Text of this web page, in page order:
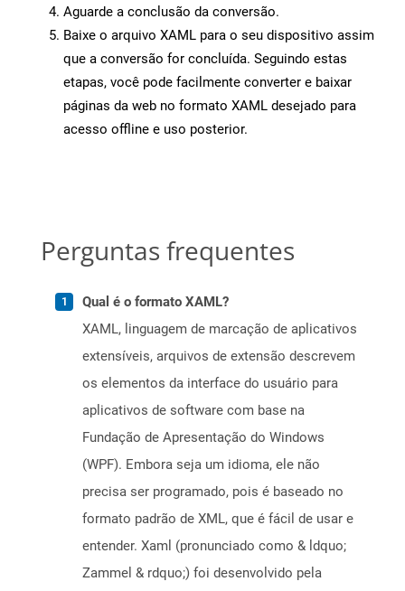
Aguarde a conclusão da conversão.
Baixe o arquivo XAML para o seu dispositivo assim
que a conversão for concluída. Seguindo estas
etapas, você pode facilmente converter e baixar
páginas da web no formato XAML desejado para
acesso offline e uso posterior.
Perguntas frequentes
Qual é o formato XAML?
XAML, linguagem de marcação de aplicativos
extensíveis, arquivos de extensão descrevem
os elementos da interface do usuário para
aplicativos de software com base na
Fundação de Apresentação do Windows
(WPF). Embora seja um idioma, ele não
precisa ser programado, pois é baseado no
formato padrão de XML, que é fácil de usar e
entender. Xaml (pronunciado como & ldquo;
Zammel & rdquo;) foi desenvolvido pela